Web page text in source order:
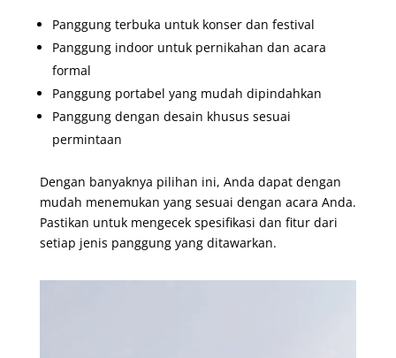
Panggung terbuka untuk konser dan festival
Panggung indoor untuk pernikahan dan acara
formal
Panggung portabel yang mudah dipindahkan
Panggung dengan desain khusus sesuai
permintaan
Dengan banyaknya pilihan ini, Anda dapat dengan
mudah menemukan yang sesuai dengan acara Anda.
Pastikan untuk mengecek spesifikasi dan fitur dari
setiap jenis panggung yang ditawarkan.